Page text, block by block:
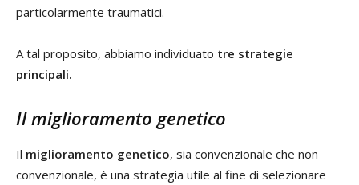
particolarmente traumatici.
A tal proposito, abbiamo individuato tre strategie
principali.
Il miglioramento genetico
Il miglioramento genetico, sia convenzionale che non
convenzionale, è una strategia utile al fine di selezionare